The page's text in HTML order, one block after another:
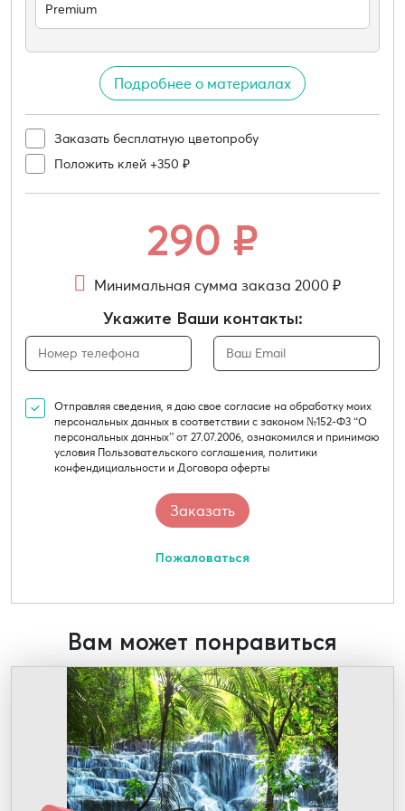
Premium
Подробнее о материалах
Заказать бесплатную цветопробу
Положить клей +350 ₽
290 ₽
Минимальная сумма заказа 2000 ₽
Укажите Ваши контакты:
Отправляя сведения, я даю свое согласие на обработку моих
персональных данных в соответствии с законом №152-Ф3 “О
персональных данных” от 27.07.2006, ознакомился и принимаю
условия Пользовательского соглашения, политики
конфендициальности и Договора оферты
Пожаловаться
Вам может понравиться